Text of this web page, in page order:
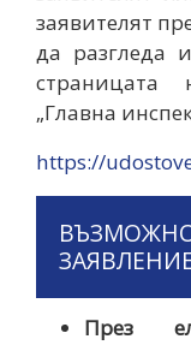
заявителят
да разгледа
страницата
„Главна
https://
През